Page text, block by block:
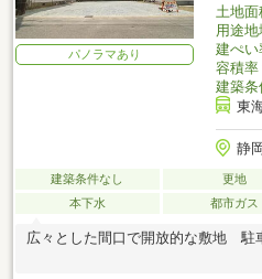
パノラマあり
土地面
用途地
建ぺい
容積率
建築条
東
静
建築条件なし 更地
本下水
都市ガス
広々とした間口で開放的な敷地 駐